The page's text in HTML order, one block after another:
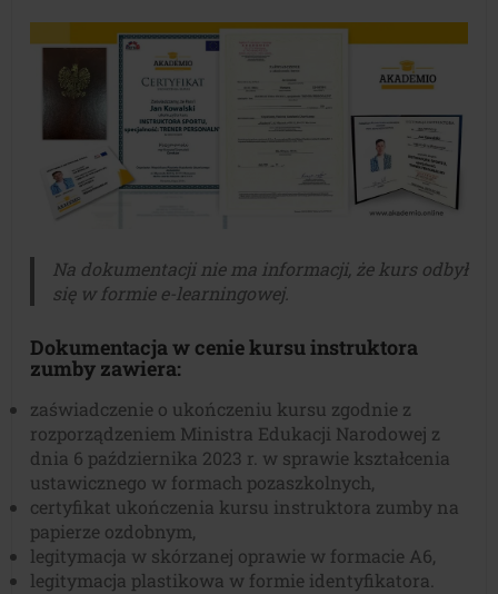
Na dokumentacji nie ma informacji, że kurs odbył
się w formie e-learningowej.
Dokumentacja w cenie kursu instruktora
zumby zawiera:
zaświadczenie o ukończeniu kursu zgodnie z
rozporządzeniem Ministra Edukacji Narodowej z
dnia 6 października 2023 r. w sprawie kształcenia
ustawicznego w formach pozaszkolnych,
certyfikat ukończenia kursu instruktora zumby na
papierze ozdobnym,
legitymacja w skórzanej oprawie w formacie A6,
legitymacja plastikowa w formie identyfikatora.